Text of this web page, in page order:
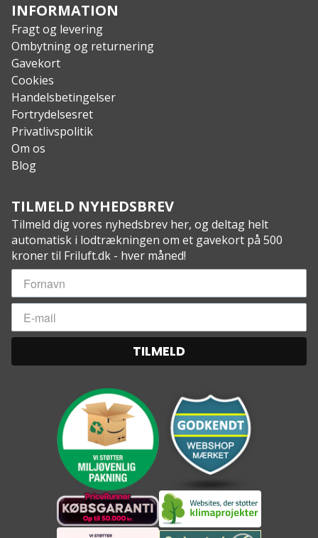
INFORMATION
Fragt og levering
Ombytning og returnering
Gavekort
Cookies
Handelsbetingelser
Fortrydelsesret
Privatlivspolitik
Om os
Blog
TILMELD NYHEDSBREV
Tilmeld dig vores nyhedsbrev her, og deltag helt
automatisk i lodtrækningen om et gavekort på 500
kroner til Friluft.dk - hver måned!
TILMELD